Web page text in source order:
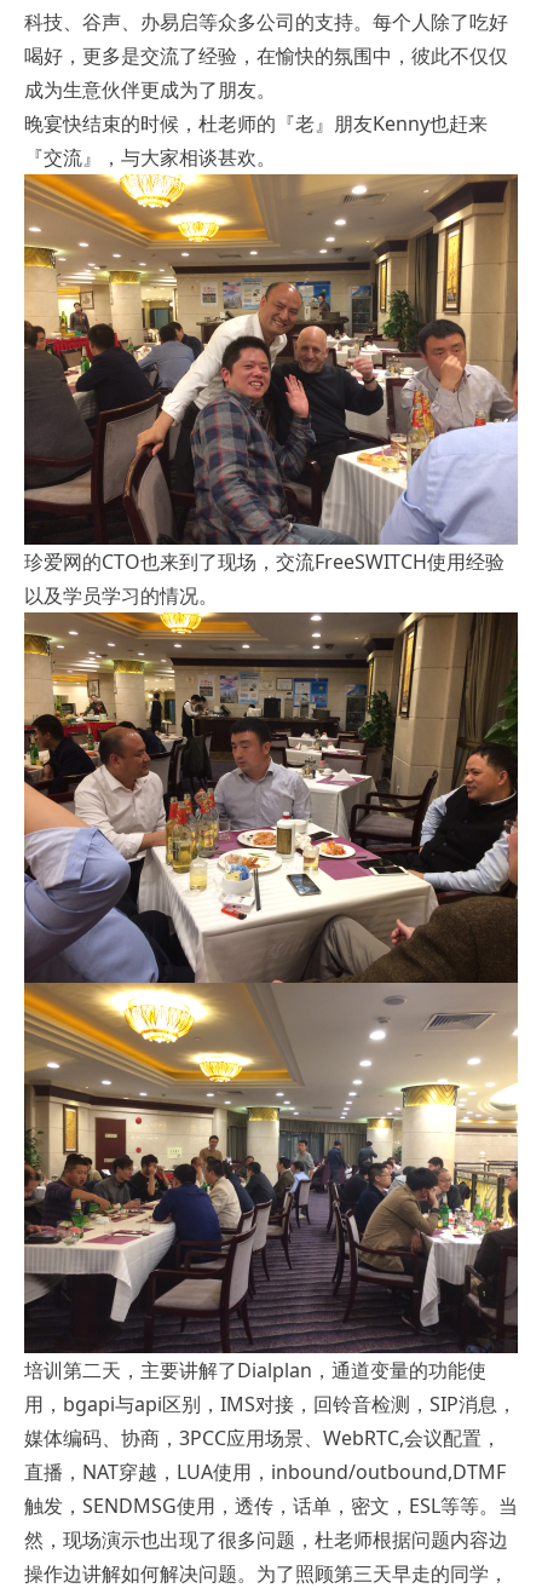
科技、谷声、办易启等众多公司的支持。每个人除了吃好
喝好，更多是交流了经验，在愉快的氛围中，彼此不仅仅
成为生意伙伴更成为了朋友。
晚宴快结束的时候，杜老师的『老』朋友Kenny也赶来
『交流』，与大家相谈甚欢。
珍爱网的CTO也来到了现场，交流FreeSWITCH使用经验
以及学员学习的情况。
培训第二天，主要讲解了Dialplan，通道变量的功能使
用，bgapi与api区别，IMS对接，回铃音检测，SIP消息，
媒体编码、协商，3PCC应用场景、WebRTC,会议配置，
直播，NAT穿越，LUA使用，inbound/outbound,DTMF
触发，SENDMSG使用，透传，话单，密文，ESL等等。当
然，现场演示也出现了很多问题，杜老师根据问题内容边
操作边讲解如何解决问题。为了照顾第三天早走的同学，